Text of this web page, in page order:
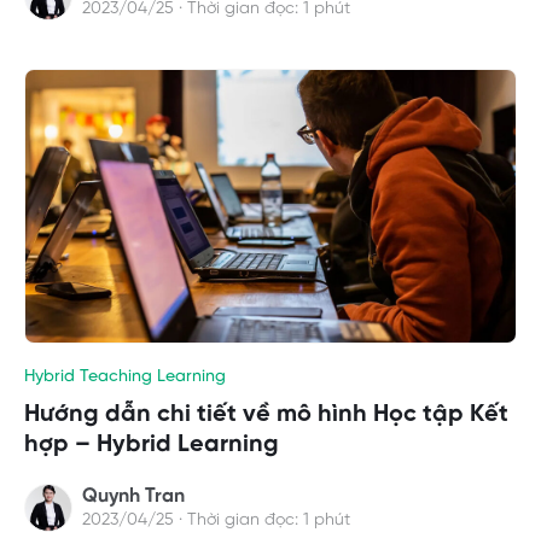
2023/04/25 · Thời gian đọc: 1 phút
Hybrid Teaching Learning
Hướng dẫn chi tiết về mô hình Học tập Kết
hợp – Hybrid Learning
Quynh Tran
2023/04/25 · Thời gian đọc: 1 phút